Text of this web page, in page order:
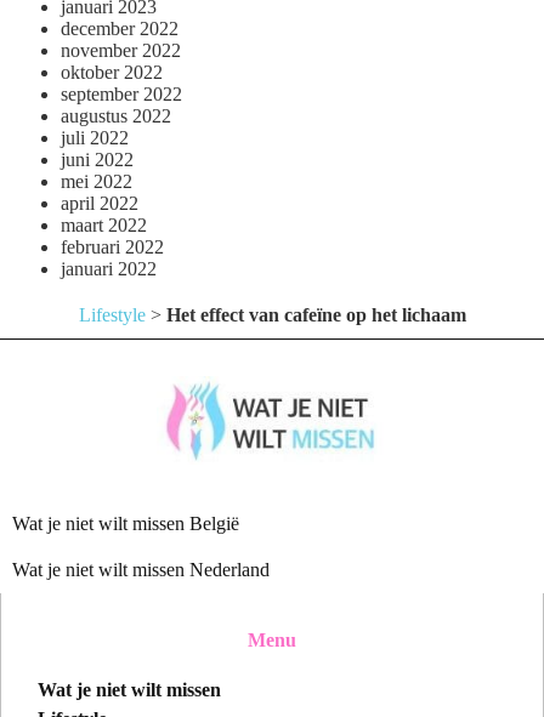
januari 2023
december 2022
november 2022
oktober 2022
september 2022
augustus 2022
juli 2022
juni 2022
mei 2022
april 2022
maart 2022
februari 2022
januari 2022
Lifestyle> Het effect van cafeïne op het lichaam
Wat je niet wilt missen België
Wat je niet wilt missen Nederland
Menu
Wat je niet wilt missen